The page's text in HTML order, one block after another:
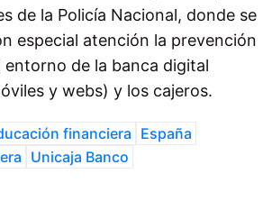
de la Policía Nacional, donde se
especial atención la prevención
entorno de la banca digital
y webs) y los cajeros.
financiera
España
Unicaja Banco